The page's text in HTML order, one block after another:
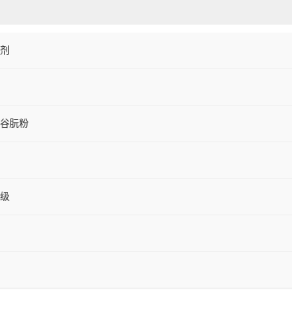
朊粉